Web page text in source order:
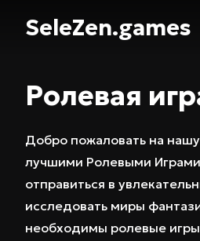
SeleZen.games
Ролевая
Добро пожаловать на
лучшими Ролевыми
отправиться в
исследовать миры
необходимы ролевые